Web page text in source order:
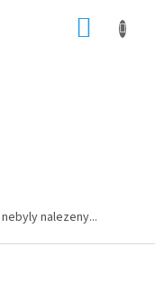
nebyly nalezeny...